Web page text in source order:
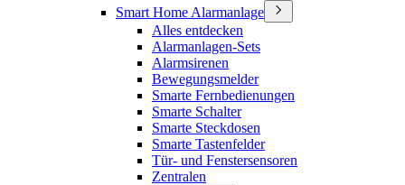
Smart Home Alarmanlage
Alles entdecken
Alarmanlagen-Sets
Alarmsirenen
Bewegungsmelder
Smarte Fernbedienungen
Smarte Schalter
Smarte Steckdosen
Smarte Tastenfelder
Tür- und Fenstersensoren
Zentralen